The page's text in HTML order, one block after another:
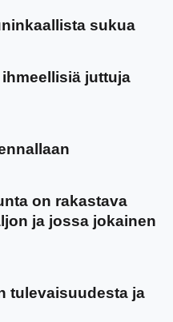
sukua
juttuja
on rakastava
ja jossa jokainen
tulevaisuudesta ja